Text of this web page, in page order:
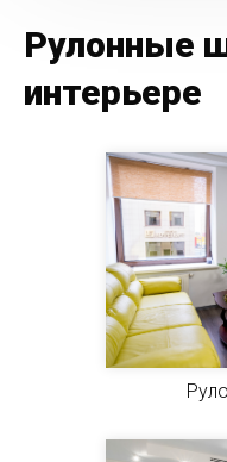
Рулонные
интерьере